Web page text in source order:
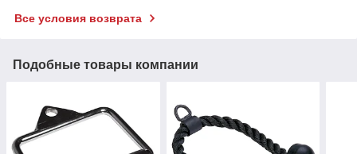
Все условия возврата
Подобные товары компании